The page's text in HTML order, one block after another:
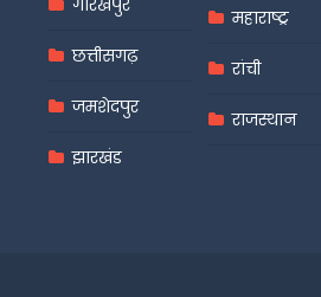
छत्तीसगढ़
जमशेदपुर
झारखंड
महाराष्ट्र
रांची
राजस्थान